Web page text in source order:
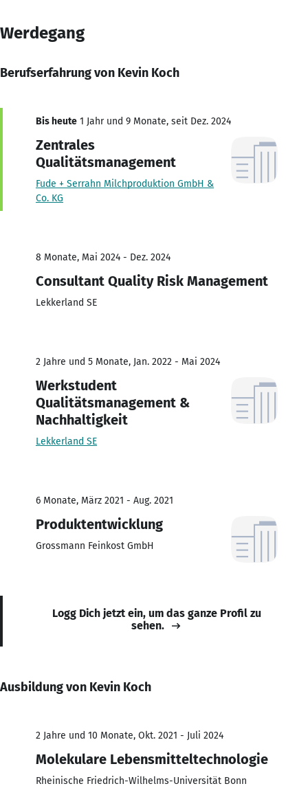
Werdegang
Berufserfahrung von Kevin Koch
Bis heute 1 Jahr und 9 Monate, seit Dez. 2024
Zentrales
Qualitätsmanagement
Fude + Serrahn Milchproduktion GmbH &
Co. KG
8 Monate, Mai 2024 - Dez. 2024
Consultant Quality Risk Management
Lekkerland SE
2 Jahre und 5 Monate, Jan. 2022 - Mai 2024
Werkstudent
Qualitätsmanagement &
Nachhaltigkeit
Lekkerland SE
6 Monate, März 2021 - Aug. 2021
Produktentwicklung
Grossmann Feinkost GmbH
Logg Dich jetzt ein, um das ganze Profil zu
sehen.
Ausbildung von Kevin Koch
2 Jahre und 10 Monate, Okt. 2021 - Juli 2024
Molekulare Lebensmitteltechnologie
Rheinische Friedrich-Wilhelms-Universität Bonn